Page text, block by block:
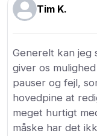
Tim K.
Generelt kan jeg
giver os
pauser og fejl,
hovedpine at
meget hurtigt
måske har det